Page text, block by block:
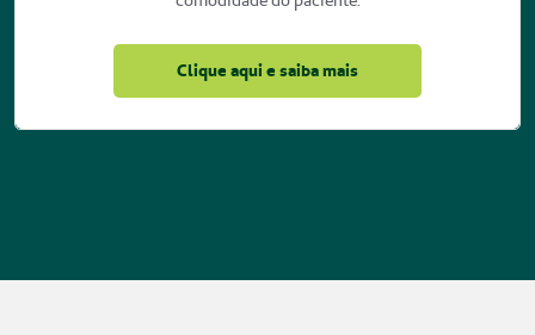
Clique aqui e saiba mais